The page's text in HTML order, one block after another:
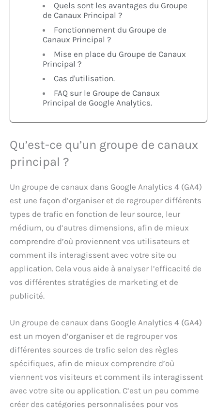
Quels sont les avantages du Groupe
de Canaux Principal ?
Fonctionnement du Groupe de
Canaux Principal ?
Mise en place du Groupe de Canaux
Principal ?
Cas d'utilisation.
FAQ sur le Groupe de Canaux
Principal de Google Analytics.
Qu’est-ce qu’un groupe de canaux
principal ?
Un groupe de canaux dans Google Analytics 4 (GA4)
est une façon d’organiser et de regrouper différents
types de trafic en fonction de leur source, leur
médium, ou d’autres dimensions, afin de mieux
comprendre d’où proviennent vos utilisateurs et
comment ils interagissent avec votre site ou
application. Cela vous aide à analyser l’efficacité de
vos différentes stratégies de marketing et de
publicité.
Un groupe de canaux dans Google Analytics 4 (GA4)
est un moyen d’organiser et de regrouper vos
différentes sources de trafic selon des règles
spécifiques, afin de mieux comprendre d’où
viennent vos visiteurs et comment ils interagissent
avec votre site ou application. C’est un peu comme
créer des catégories personnalisées pour vos